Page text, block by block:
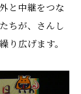
と中継をつな
ちが、さんし
り広げます。